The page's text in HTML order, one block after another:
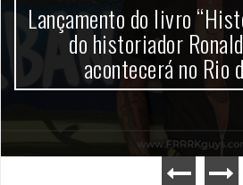
Lançamento do livro
do historiador
acontecerá no Rio